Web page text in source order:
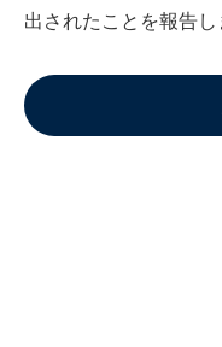
出されたことを報告